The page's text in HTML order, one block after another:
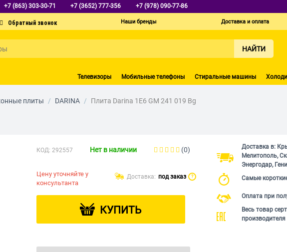
+7 (863) 303-30-71 +7 (3652) 777-356 +7 (978) 090-77-86
Наши бренды Доставка и оплата
НАЙТИ
Телевизоры Мобильные телефоны Стиральные машины
плиты / DARINA / Плита Darina 1E6 GM 241 019 Bg
КОД: 292557 Нет в наличии (0)
Цену уточняйте у
консультанта
Доставка: под заказ ?
КУПИТЬ
Доставка в:
Мелитополь,
Энергодар,
Самые
Оплата при
Весь товар
производителя